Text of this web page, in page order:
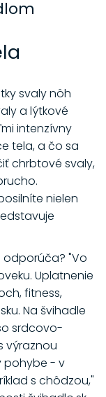
svaly nôh
a lýtkové
intenzívny
tela, a čo sa
chrbtové svaly,
nielen
odporúča? "Vo
Uplatnenie
fitness,
Na švihadle
srdcovo-
výraznou
pohybe - v
s chôdzou,"